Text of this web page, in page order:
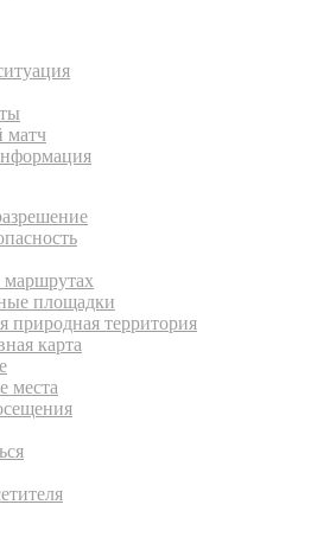
матч
маршрутах
площадки
природная территория
карта
места